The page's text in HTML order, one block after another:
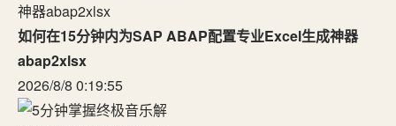
如何在15分钟内为SAP ABAP配置专业Excel生成神器
abap2xlsx
2026/8/8 0:19:55